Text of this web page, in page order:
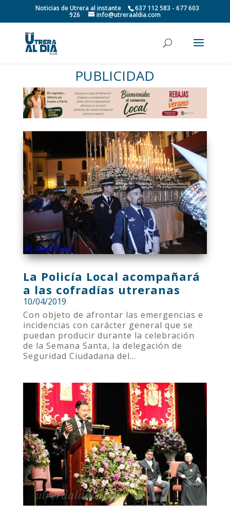
Noticias de Utrera al instante 637 112 583 - 677 603
926 info@utreraaldia.com
PUBLICIDAD
La Policía Local acompañará
a las cofradías utreranas
10/04/2019
Con objeto de afrontar las emergencias e
incidencias con carácter general que se
puedan producir durante la celebración
de la Semana Santa, la delegación de
Seguridad Ciudadana del...